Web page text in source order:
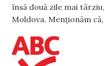
însă două zile mai
Moldova. Menționăm